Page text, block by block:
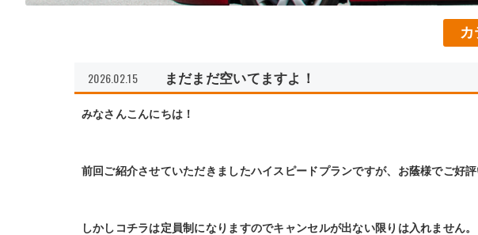
カ
2026.02.15 まだまだ空いてますよ！
みなさんこんにちは！
前回ご紹介させていただきましたハイスピードプランですが、お蔭様でご好
しかしコチラは定員制になりますのでキャンセルが出ない限りは入れません。